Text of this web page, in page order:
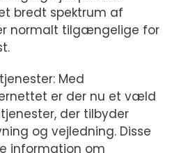
bredt spektrum af
normalt tilgængelige for
Med
er der nu et væld
der tilbyder
og vejledning. Disse
information om